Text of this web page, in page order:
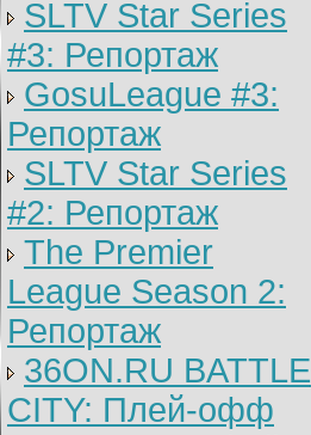
SLTV Star Series
#3: Репортаж
GosuLeague #3:
Репортаж
SLTV Star Series
#2: Репортаж
The Premier
League Season 2:
Репортаж
36ON.RU BATTLE
CITY: Плей-офф